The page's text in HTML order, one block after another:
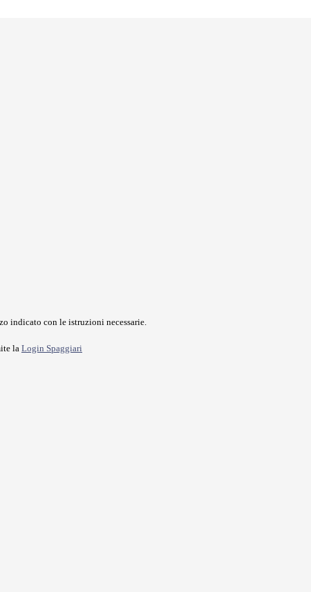
indicato con le istruzioni necessarie.
la Login Spaggiari